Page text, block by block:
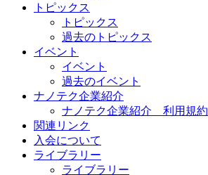
トピックス
トピックス
過去のトピックス
イベント
イベント
過去のイベント
ナノテク企業紹介
ナノテク企業紹介 利用規約
関連リンク
入会について
ライブラリー
ライブラリー